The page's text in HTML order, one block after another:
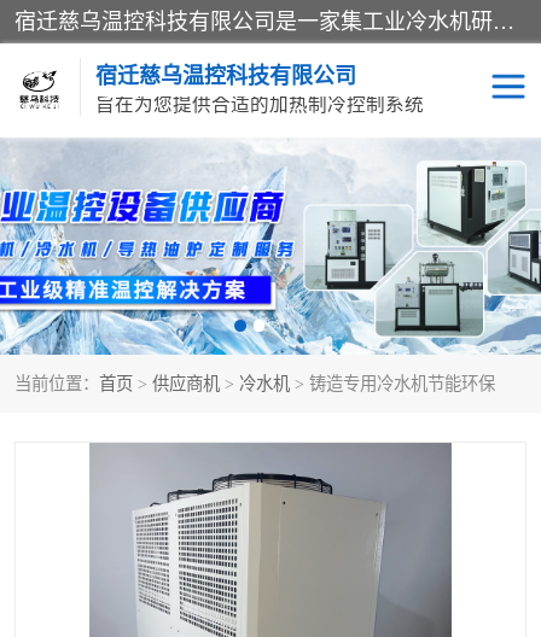
宿迁慈乌温控科技有限公司是一家集工业冷水机研发、制造、营销、服务于一体的技术生产型企业，经营范围包括：冷水机、螺杆式冷水机组、工业冷水机、水冷式冷水机、风冷式冷水机组、风冷螺杆式冷冻机组、冷冻机、注塑专用冷水机、混泥土专用冷水机、低温防爆冷水机组等。专业温控设备供应商 模温机/冷水机/导热油炉定制服务等
宿迁慈乌温控科技有限公司
旨在为您提供合适的加热制冷控制系统
当前位置： 首页 > 供应商机 > 冷水机 > 铸造专用冷水机节能环保
冷水机 模温机
导热油加热器